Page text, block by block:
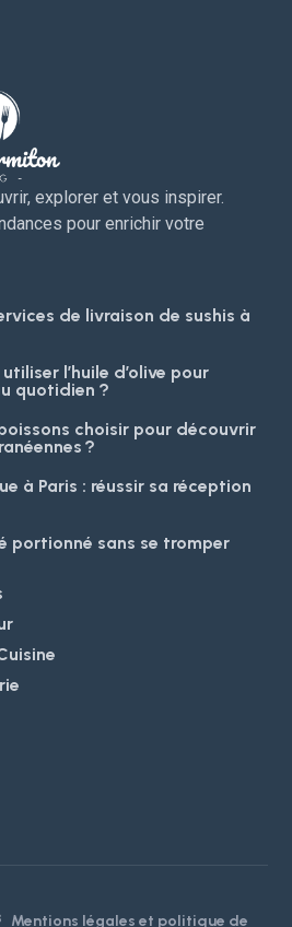
explorer et vous inspirer.
pour enrichir votre
de livraison de sushis à
l’huile d’olive pour
quotidien ?
choisir pour découvrir
?
à Paris : réussir sa réception
portionné sans se tromper
Mentions légales et politique de